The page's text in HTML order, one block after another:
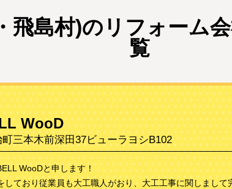
飛島村)のリフォーム会
覧
WooD
三本木前深田37ビューラヨシB102
WooDと申します！
しており従業員も大工職人がおり、大工工事に関しまし